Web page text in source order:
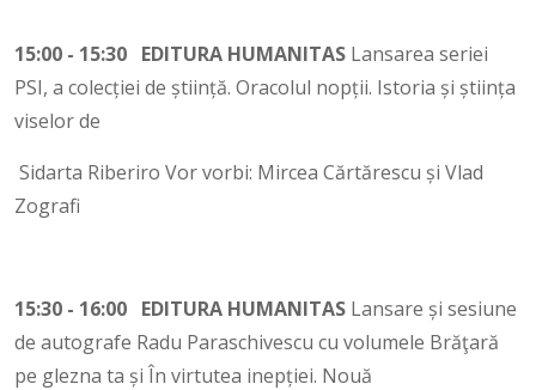
15:00 - 15:30 EDITURA HUMANITAS Lansarea seriei
PSI, a colecției de știință. Oracolul nopții. Istoria și știința
viselor de
Sidarta Riberiro Vor vorbi: Mircea Cărtărescu și Vlad
Zografi
15:30 - 16:00 EDITURA HUMANITAS Lansare și sesiune
de autografe Radu Paraschivescu cu volumele Brăţară
pe glezna ta și În virtutea inepției. Nouă